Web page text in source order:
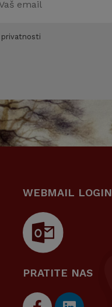
privatnosti
WEBMAIL LOGIN
PRATITE NAS